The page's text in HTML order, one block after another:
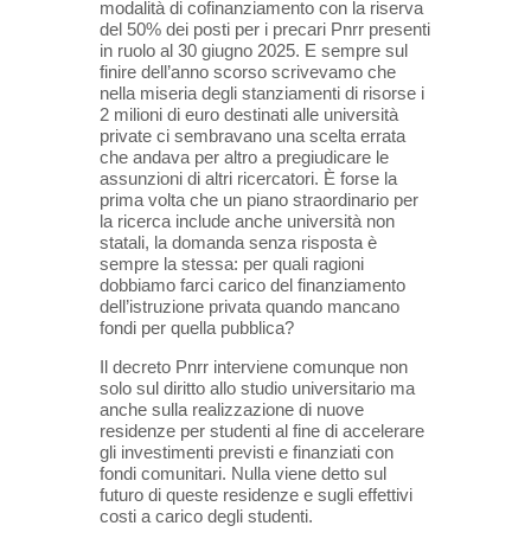
modalità di cofinanziamento con la riserva
del 50% dei posti per i precari Pnrr presenti
in ruolo al 30 giugno 2025. E sempre sul
finire dell’anno scorso scrivevamo che
nella miseria degli stanziamenti di risorse i
2 milioni di euro destinati alle università
private ci sembravano una scelta errata
che andava per altro a pregiudicare le
assunzioni di altri ricercatori. È forse la
prima volta che un piano straordinario per
la ricerca include anche università non
statali, la domanda senza risposta è
sempre la stessa: per quali ragioni
dobbiamo farci carico del finanziamento
dell’istruzione privata quando mancano
fondi per quella pubblica?
Il decreto Pnrr interviene comunque non
solo sul diritto allo studio universitario ma
anche sulla realizzazione di nuove
residenze per studenti al fine di accelerare
gli investimenti previsti e finanziati con
fondi comunitari. Nulla viene detto sul
futuro di queste residenze e sugli effettivi
costi a carico degli studenti.